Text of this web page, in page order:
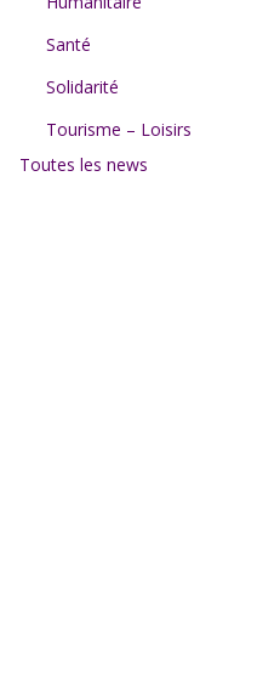
Santé
Solidarité
Tourisme – Loisirs
Toutes les news